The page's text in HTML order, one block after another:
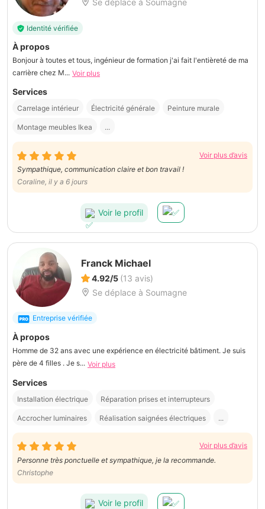
Identité vérifiée
À propos
Bonjour à toutes et tous, ingénieur de formation j'ai fait l'entièreté de ma
carrière chez M... Voir plus
Services
Carrelage intérieur Électricité générale Peinture murale
Montage meubles Ikea ...
Voir plus d’avis
Sympathique, communication claire et bon travail !
Coraline, il y a 6 jours
Voir le profil
Franck Michael
4.92/5 (13 avis)
Se déplace à Soumagne
Entreprise vérifiée
À propos
Homme de 32 ans avec une expérience en électricité bâtiment. Je suis
père de 4 filles . Je s... Voir plus
Services
Installation électrique Réparation prises et interrupteurs
Accrocher luminaires Réalisation saignées électriques ...
Voir plus d’avis
Personne très ponctuelle et sympathique, je la recommande.
Christophe
Voir le profil